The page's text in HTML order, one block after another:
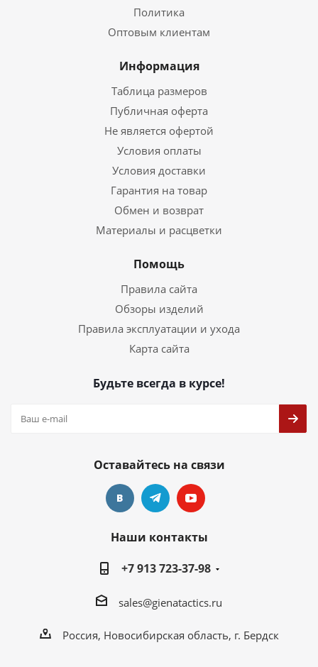
Политика
Оптовым клиентам
Информация
Таблица размеров
Публичная оферта
Не является офертой
Условия оплаты
Условия доставки
Гарантия на товар
Обмен и возврат
Материалы и расцветки
Помощь
Правила сайта
Обзоры изделий
Правила эксплуатации и ухода
Карта сайта
Будьте всегда в курсе!
Оставайтесь на связи
Наши контакты
+7 913 723-37-98
sales@gienatactics.ru
Россия, Новосибирская область, г. Бердск